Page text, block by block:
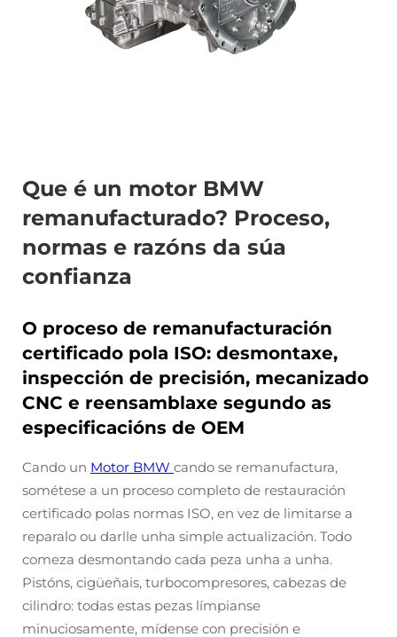
Que é un motor BMW
remanufacturado? Proceso,
normas e razóns da súa
confianza
O proceso de remanufacturación
certificado pola ISO: desmontaxe,
inspección de precisión, mecanizado
CNC e reensamblaxe segundo as
especificacións de OEM
Cando un Motor BMW cando se remanufactura,
sométese a un proceso completo de restauración
certificado polas normas ISO, en vez de limitarse a
reparalo ou darlle unha simple actualización. Todo
comeza desmontando cada peza unha a unha.
Pistóns, cigüeñais, turbocompresores, cabezas de
cilindro: todas estas pezas límpianse
minuciosamente, mídense con precisión e